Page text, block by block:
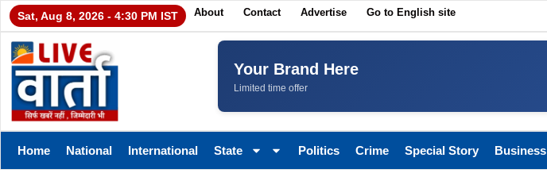
Sat, Aug 8, 2026 - 4:30 PM IST About Contact Advertise Go to English site
Your Brand Here
Limited time offer
Home National International State Politics Crime Special Story Business